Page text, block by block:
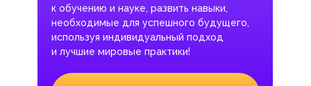
к обучению и науке, развить навыки,
необходимые для успешного будущего,
используя индивидуальный подход
и лучшие мировые практики!